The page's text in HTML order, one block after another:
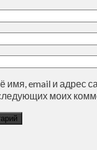
имя, email и адрес
моих